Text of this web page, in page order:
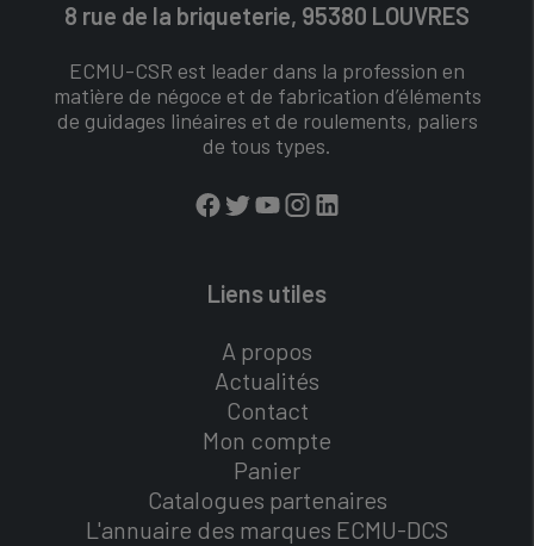
8 rue de la briqueterie, 95380 LOUVRES
ECMU-CSR est leader dans la profession en
matière de négoce et de fabrication d’éléments
de guidages linéaires et de roulements, paliers
de tous types.
Liens utiles
A propos
Actualités
Contact
Mon compte
Panier
Catalogues partenaires
L'annuaire des marques ECMU-DCS